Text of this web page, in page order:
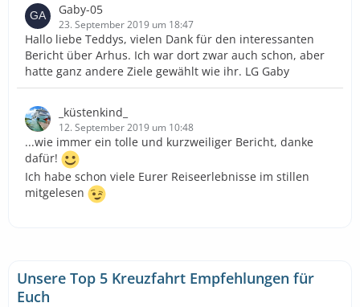
Gaby-05
23. September 2019 um 18:47
Hallo liebe Teddys, vielen Dank für den interessanten
Bericht über Arhus. Ich war dort zwar auch schon, aber
hatte ganz andere Ziele gewählt wie ihr. LG Gaby
_küstenkind_
12. September 2019 um 10:48
...wie immer ein tolle und kurzweiliger Bericht, danke
dafür!
Ich habe schon viele Eurer Reiseerlebnisse im stillen
mitgelesen
Unsere Top 5 Kreuzfahrt Empfehlungen für
Euch